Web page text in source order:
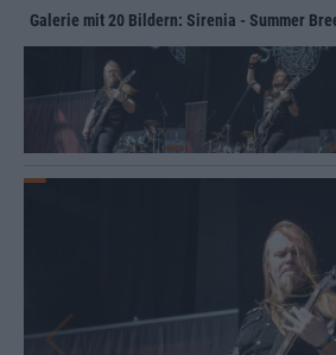
Galerie mit 20 Bildern: Sirenia - Summer